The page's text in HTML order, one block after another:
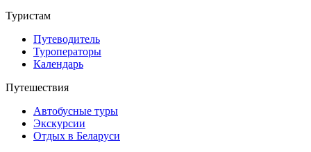
Туристам
Путеводитель
Туроператоры
Календарь
Путешествия
Автобусные туры
Экскурсии
Отдых в Беларуси